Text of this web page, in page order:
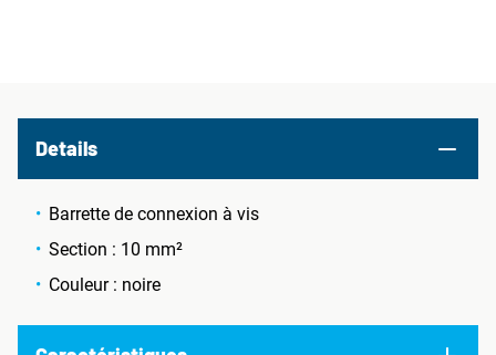
Details
Barrette de connexion à vis
Section : 10 mm²
Couleur : noire